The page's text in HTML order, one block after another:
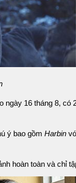
16 tháng 8,
ý bao gồm Harbin
hoàn toàn và chỉ